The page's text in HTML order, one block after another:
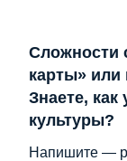
Сложности
карты» или
Знаете,
культуры?
Напишите —